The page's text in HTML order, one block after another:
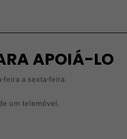
APOIÁ-LO
feira a sexta-feira.
um telemóvel.